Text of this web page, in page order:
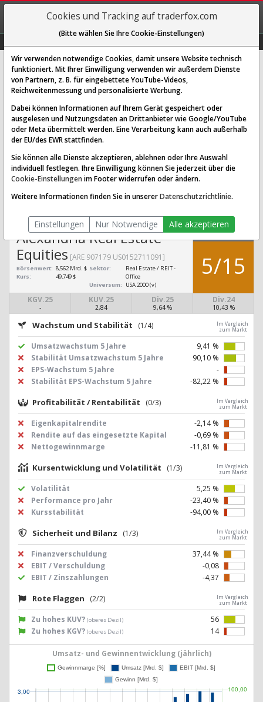
REGIS-
TRIEREN
Alexandria Real Estate Equities
Aktie: Realtime-Kurs & Analyse
(907179 | ARE)
SCORING SYSTEMS:
Qualitäts-Check Dividenden-Check
Wachstums-Check
geeignet?
Alexandria Real Estate
Equities [ARE 907179 US0152711091]
Börsenwert: 8,562 Mrd. $
Kurs:
49,749 $
Sektor:
Real Estate / REIT -
Office
Universum:
USA 2000 (v)
KGV.25
-
KUV.25
2,84
Div.25
9,64 %
Div.24
10,43 %
QUALITÄTS-
5/15
Wachstum und Stabilität (1/4)
Im Vergleich
zum Markt
Umsatzwachstum 5 Jahre
9,41 %
Stabilität Umsatzwachstum 5 Jahre
90,10 %
EPS-Wachstum 5 Jahre
-
Stabilität EPS-Wachstum 5 Jahre
-82,22 %
Profitabilität / Rentabilität (0/3)
Im Vergleich
zum Markt
Eigenkapitalrendite
-2,14 %
Rendite auf das eingesetzte Kapital
-0,69 %
Nettogewinnmarge
-11,81 %
Kursentwicklung und Volatilität (1/3)
Im Vergleich
zum Markt
Volatilität
5,25 %
Performance pro Jahr
-23,40 %
Kursstabilität
-94,00 %
Sicherheit und Bilanz (1/3)
Im Vergleich
zum Markt
Finanzverschuldung
37,44 %
EBIT / Verschuldung
-0,08
EBIT / Zinszahlungen
-4,37
Rote Flaggen (2/2)
Im Vergleich
zum Markt
Zu hohes KUV? (oberes Dezil)
56
Zu hohes KGV? (oberes Dezil) 14
Umsatz- und Gewinnentwicklung (jährlich)
Cookies und Tracking auf traderfox.com
(Bitte wählen Sie Ihre Cookie-Einstellungen)
Wir verwenden notwendige Cookies, damit unsere Website technisch
funktioniert. Mit Ihrer Einwilligung verwenden wir außerdem Dienste
von Partnern, z. B. für eingebettete YouTube-Videos,
Reichweitenmessung und personalisierte Werbung.
Dabei können Informationen auf Ihrem Gerät gespeichert oder
ausgelesen und Nutzungsdaten an Drittanbieter wie Google/YouTube
oder Meta übermittelt werden. Eine Verarbeitung kann auch außerhalb
der EU/des EWR stattfinden.
Sie können alle Dienste akzeptieren, ablehnen oder Ihre Auswahl
individuell festlegen. Ihre Einwilligung können Sie jederzeit über die
Cookie-Einstellungen im Footer widerrufen oder ändern.
Weitere Informationen finden Sie in unsererDatenschutzrichtlinie.
Einstellungen Nur Notwendige Alle akzeptieren